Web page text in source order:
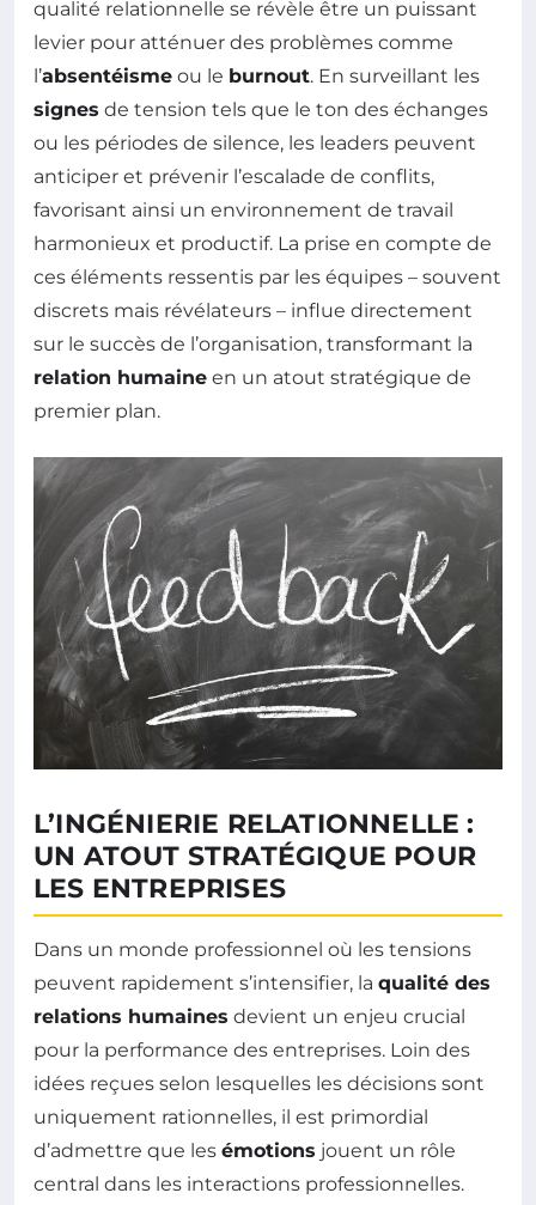
qualité relationnelle se révèle être un puissant
levier pour atténuer des problèmes comme
l’absentéisme ou le burnout. En surveillant les
signes de tension tels que le ton des échanges
ou les périodes de silence, les leaders peuvent
anticiper et prévenir l’escalade de conflits,
favorisant ainsi un environnement de travail
harmonieux et productif. La prise en compte de
ces éléments ressentis par les équipes – souvent
discrets mais révélateurs – influe directement
sur le succès de l’organisation, transformant la
relation humaine en un atout stratégique de
premier plan.
L’INGÉNIERIE RELATIONNELLE :
UN ATOUT STRATÉGIQUE POUR
LES ENTREPRISES
Dans un monde professionnel où les tensions
peuvent rapidement s’intensifier, la qualité des
relations humaines devient un enjeu crucial
pour la performance des entreprises. Loin des
idées reçues selon lesquelles les décisions sont
uniquement rationnelles, il est primordial
d’admettre que les émotions jouent un rôle
central dans les interactions professionnelles.